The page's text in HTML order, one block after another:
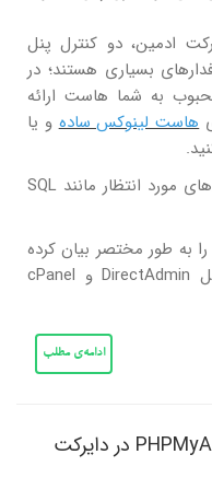
ادمین، دو کنترل پنل
بسیاری هستند؛ در
به شما هاست ارائه
هاست لینوکس سادهو یا
cPanel و Directadmin، هر دو ویژگی‌های مورد انتظار مانند SQL
به طور مختصر بیان کرده
و به مقایسه این ویژگی‌ها در دو پنل DirectAdmin و cPanel
ادامه‌ی مطلب
فعال سازی ورود خودکار به PHPMyAdmin در دایرکت